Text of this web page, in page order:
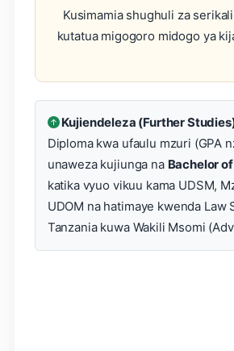
Kusimamia shughuli za
kutatua migogoro midogo ya
Kujiendeleza (Further
Diploma kwa ufaulu mzuri (GPA
unaweza kujiunga na Bachelor
katika vyuo vikuu kama UDSM,
UDOM na hatimaye kwenda Law
Tanzania kuwa Wakili Msomi